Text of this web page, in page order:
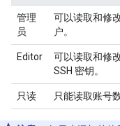
管理
员
可以读取和修
户。
Editor
可以读取和修
SSH 密钥。
只读 只能读取账号